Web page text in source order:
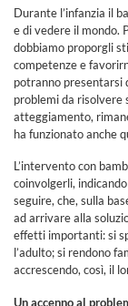
Durante l’infanzia il
e di vedere il mondo.
dobbiamo proporgli
competenze e
potranno presentarsi
problemi da risolvere
atteggiamento,
ha funzionato anche
L’intervento con
coinvolgerli,
seguire, che, sulla
ad arrivare alla
effetti importanti: si
l’adulto; si rendono
accrescendo, così, il
Un accenno al